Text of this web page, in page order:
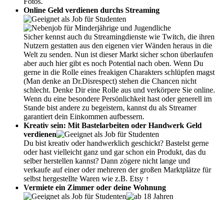
Online Geld verdienen durchs Streaming
Sicher kennst auch du Streamingdienste wie Twitch, die ihren
Nutzern gestatten aus den eigenen vier Wänden heraus in die
Welt zu senden. Nun ist dieser Markt sicher schon überlaufen
aber auch hier gibt es noch Potential nach oben. Wenn Du
gerne in die Rolle eines freakigen Charakters schlüpfen magst
(Man denke an Dr.Disrespect) stehen die Chancen nicht
schlecht. Denke Dir eine Rolle aus und verkörpere Sie online.
Wenn du eine besondere Persönlichkeit hast oder generell im
Stande bist andere zu begeistern, kannst du als Streamer
garantiert dein Einkommen aufbessern.
Kreativ sein: Mit Bastelarbeiten oder Handwerk Geld
verdienen
Du bist kreativ oder handwerklich geschickt? Bastelst gerne
oder hast vielleicht ganz und gar schon ein Produkt, das du
selber herstellen kannst? Dann zögere nicht lange und
verkaufe auf einer oder mehreren der großen Marktplätze für
selbst hergestellte Waren wie z.B. Etsy ↑
Vermiete ein Zimmer oder deine Wohnung